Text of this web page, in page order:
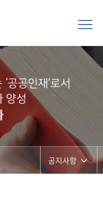
공공인재’로서
양성​
공지사항